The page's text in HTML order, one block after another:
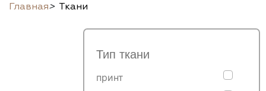
Главная> Ткани
Тип ткани
принт